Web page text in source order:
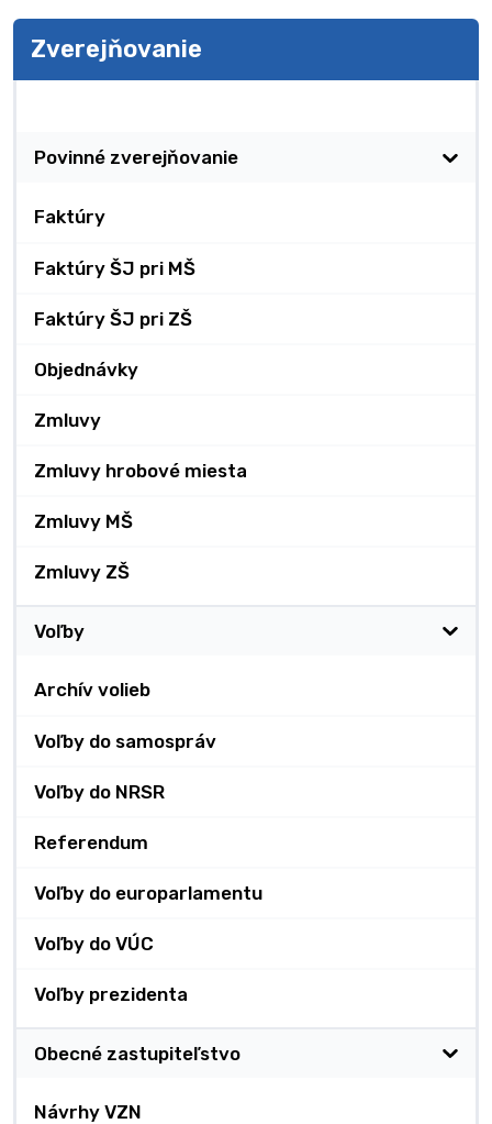
Zverejňovanie
Povinné zverejňovanie
Faktúry
Faktúry ŠJ pri MŠ
Faktúry ŠJ pri ZŠ
Objednávky
Zmluvy
Zmluvy hrobové miesta
Zmluvy MŠ
Zmluvy ZŠ
Voľby
Archív volieb
Voľby do samospráv
Voľby do NRSR
Referendum
Voľby do europarlamentu
Voľby do VÚC
Voľby prezidenta
Obecné zastupiteľstvo
Návrhy VZN